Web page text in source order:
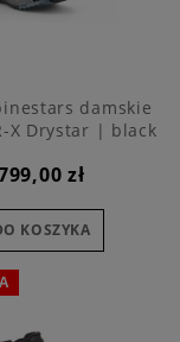
damskie
X Drystar | black
zł
KOSZYKA